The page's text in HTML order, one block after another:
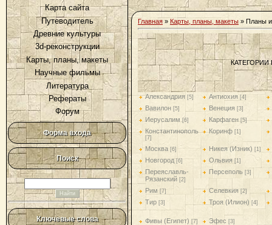
Карта сайта
Путеводитель
Древние культуры
3d-реконструкции
Карты, планы, макеты
Научные фильмы
Литература
Рефераты
Форум
Форма входа
Поиск
Ключевые слова
Главная » Карты, планы, макеты » Планы
КАТЕГОРИИ
Александрия [5] Антиохия [4]
Вавилон [5] Венеция [3]
Иерусалим [6] Карфаген [5]
Константинополь
[7]
Коринф [1]
Москва [6] Никея (Изник) [1]
Новгород [6] Ольвия [1]
Переяславль-
Рязанский [2]
Персеполь [3]
Рим [7] Селевкия [2]
Тир [3] Троя (Илион) [4]
Фивы (Египет) [7] Эфес [3]